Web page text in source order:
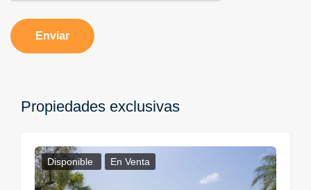
Enviar
Propiedades exclusivas
Disponible En Venta